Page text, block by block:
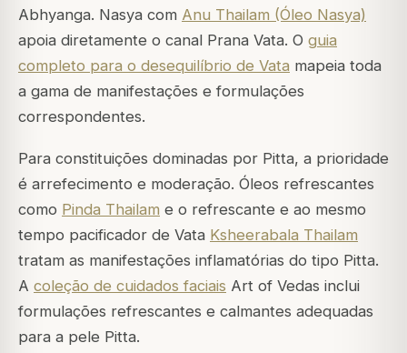
Abhyanga. Nasya com Anu Thailam (Óleo Nasya)
apoia diretamente o canal Prana Vata. O guia
completo para o desequilíbrio de Vata mapeia toda
a gama de manifestações e formulações
correspondentes.
Para constituições dominadas por Pitta, a prioridade
é arrefecimento e moderação. Óleos refrescantes
como Pinda Thailam e o refrescante e ao mesmo
tempo pacificador de Vata Ksheerabala Thailam
tratam as manifestações inflamatórias do tipo Pitta.
A coleção de cuidados faciais Art of Vedas inclui
formulações refrescantes e calmantes adequadas
para a pele Pitta.